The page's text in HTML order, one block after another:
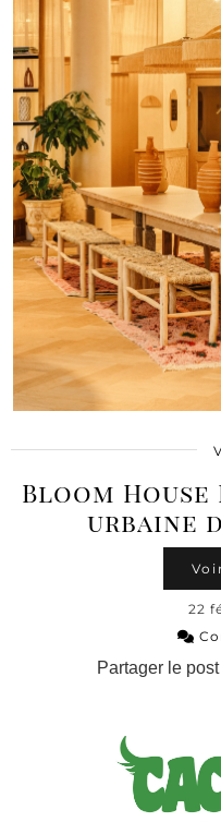
Bloom House
urbaine
22
Partager le post